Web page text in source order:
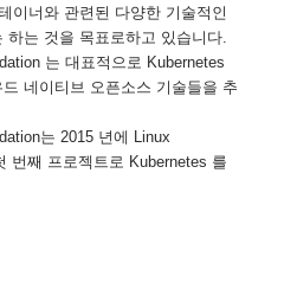
이너와 관련된 다양한 기술적인
하는 것을 목표로하고 있습니다.
는 대표적으로 Kubernetes
네이티브 오픈소스 기술들을 추
는 2015 년에 Linux
번째 프로젝트로 Kubernetes 를